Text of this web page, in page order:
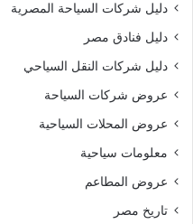
دليل شركات السياحة المصرية
دليل فنادق مصر
دليل شركات النقل السياحي
عروض شركات السياحة
عروض المحلات السياحية
معلومات سياحية
عروض المطاعم
تاريخ مصر